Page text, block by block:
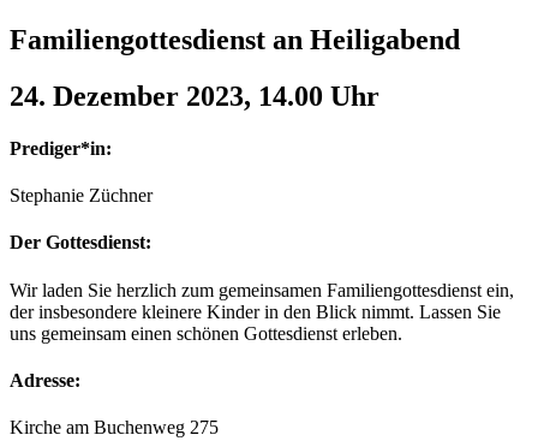
Familiengottesdienst an Heiligabend
24. Dezember 2023, 14.00 Uhr
Prediger*in:
Stephanie Züchner
Der Gottesdienst:
Wir laden Sie herzlich zum gemeinsamen Familiengottesdienst ein,
der insbesondere kleinere Kinder in den Blick nimmt. Lassen Sie
uns gemeinsam einen schönen Gottesdienst erleben.
Adresse:
Kirche am Buchenweg 275